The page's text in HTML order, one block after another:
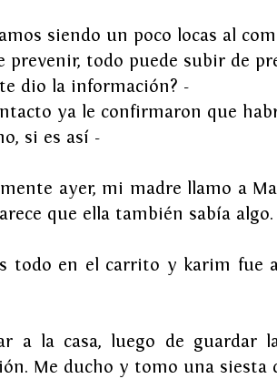
siendo un poco locas al
prevenir, todo puede subir de
dio la información? -
ya le confirmaron que
si es así -
ayer, mi madre llamo a
que ella también sabía algo.
todo en el carrito y karim fue
a la casa, luego de guardar
Me ducho y tomo una siesta